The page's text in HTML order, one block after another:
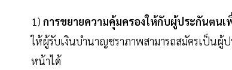
1) การขยายความคุ้มครองให้กับผู้ประกันตนเ
ให้ผู้รับเงินบำนาญชราภาพสามารถสมัครเป็นผู้
หน้าได้